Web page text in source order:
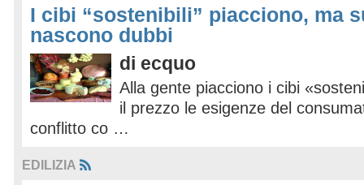
I cibi “sostenibili” piacciono, ma
nascono dubbi
di ecquo
Alla gente piacciono i cibi
il prezzo le esigenze del
conflitto co …
EDILIZIA